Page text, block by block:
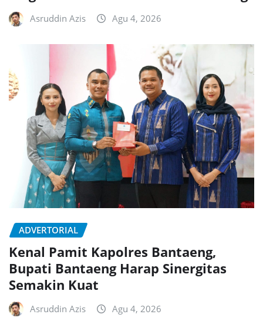
Asruddin Azis Agu 4, 2026
ADVERTORIAL
Kenal Pamit Kapolres Bantaeng,
Bupati Bantaeng Harap Sinergitas
Semakin Kuat
Asruddin Azis Agu 4, 2026